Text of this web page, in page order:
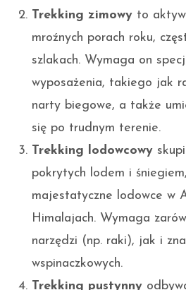
Trekking zimowy to
mroźnych porach roku,
szlakach. Wymaga on
wyposażenia, takiego jak
narty biegowe, a także
się po trudnym terenie.
Trekking lodowcowy
pokrytych lodem i
majestatyczne lodowce w
Himalajach. Wymaga
narzędzi (np. raki), jak i
wspinaczkowych.
Trekking pustynny